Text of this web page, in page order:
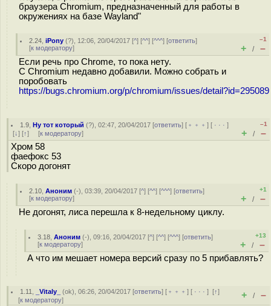
браузера Chromium, предназначенный для работы в
окружениях на базе Wayland"
2.24 ,iPony (?), 12:06, 20/04/2017 [^] [^^] [^^^] [ответить]
[к модератору]
–1
+ / –
Если речь про Chrome, то пока нету.
С Chromium недавно добавили. Можно собрать и
поробовать
https://bugs.chromium.org/p/chromium/issues/detail?id=295089
1.9 ,Ну тот который (?), 02:47, 20/04/2017 [ответить] [ ﹢﹢﹢] [ · · ·]
[↓] [↑] [к модератору]
–1
+ / –
Хром 58
фаефокс 53
Скоро догонят
2.10 ,Аноним (-), 03:39, 20/04/2017 [^] [^^] [^^^] [ответить]
[к модератору]
+1
+ / –
Не догонят, лиса перешла к 8-недельному циклу.
3.18 ,Аноним (-), 09:16, 20/04/2017 [^] [^^] [^^^] [ответить]
[к модератору]
+13
+ / –
А что им мешает номера версий сразу по 5 прибавлять?
1.11 _Vitaly_ (ok), 06:26, 20/04/2017 [ответить] [ ﹢﹢﹢] [ · · ·][↑]
[к модератору] + / –